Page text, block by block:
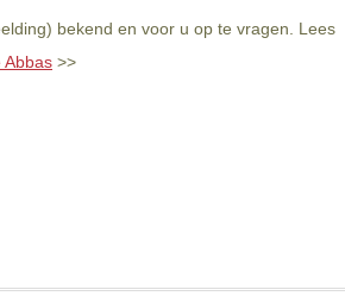
bekend en voor u op te vragen. Lees
Abbas >>